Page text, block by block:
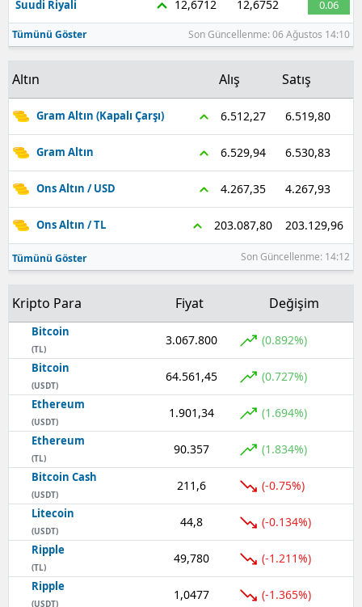
Suudi Riyali 12,6712 12,6752 0.06
Tümünü Göster Son Güncellenme: 06 Ağustos 14:10
Altın Alış Satış
Gram Altın (Kapalı Çarşı) 6.512,27 6.519,80
Gram Altın 6.529,94 6.530,83
Ons Altın / USD 4.267,35 4.267,93
Ons Altın / TL 203.087,80 203.129,96
Tümünü Göster Son Güncellenme: 14:12
Kripto Para Fiyat Değişim
Bitcoin
(TL)
3.067.800 (0.892%)
Bitcoin
(USDT)
64.561,45 (0.727%)
Ethereum
(USDT)
1.901,34 (1.694%)
Ethereum
(TL)
90.357 (1.834%)
Bitcoin Cash
(USDT)
211,6 (-0.75%)
Litecoin
(USDT)
44,8 (-0.134%)
Ripple
(TL)
49,780 (-1.211%)
Ripple
(USDT)
1,0477 (-1.365%)